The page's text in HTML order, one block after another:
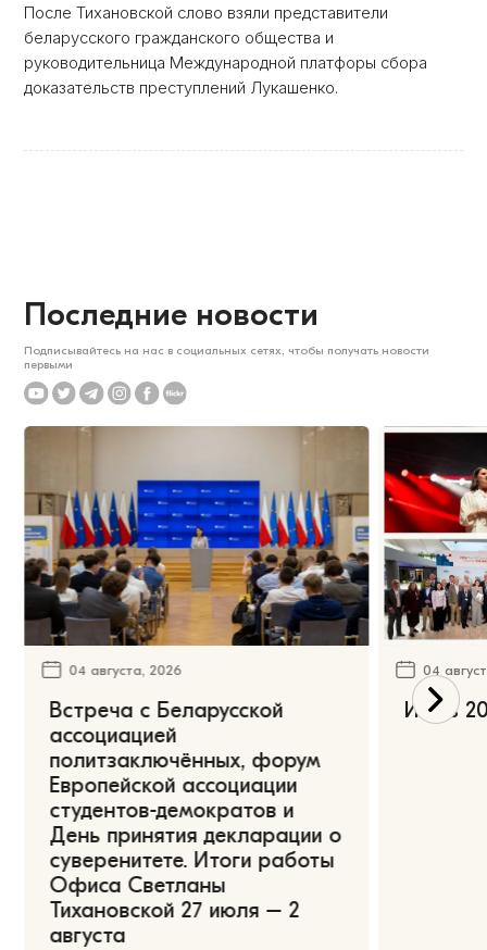
После Тихановской слово взяли представители
беларусского гражданского общества и
руководительница Международной платфоры сбора
доказательств преступлений Лукашенко.
Последние новости
Подписывайтесь на нас в социальных сетях, чтобы получать новости
первыми
04 августа, 2026
Встреча с Беларусской
ассоциацией
политзаключённых, форум
Европейской ассоциации
студентов-демократов и
День принятия декларации о
суверенитете. Итоги работы
Офиса Светланы
Тихановской 27 июля – 2
августа
04
Июль